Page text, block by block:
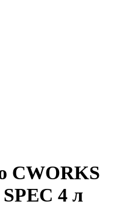
CWORKS
4 л